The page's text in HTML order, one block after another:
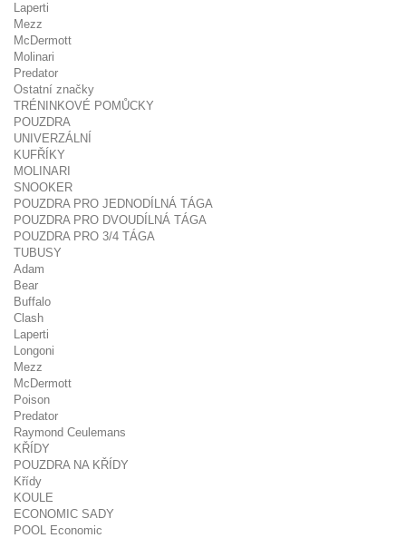
Laperti
Mezz
McDermott
Molinari
Predator
Ostatní značky
TRÉNINKOVÉ POMŮCKY
POUZDRA
UNIVERZÁLNÍ
KUFŘÍKY
MOLINARI
SNOOKER
POUZDRA PRO JEDNODÍLNÁ TÁGA
POUZDRA PRO DVOUDÍLNÁ TÁGA
POUZDRA PRO 3/4 TÁGA
TUBUSY
Adam
Bear
Buffalo
Clash
Laperti
Longoni
Mezz
McDermott
Poison
Predator
Raymond Ceulemans
KŘÍDY
POUZDRA NA KŘÍDY
Křídy
KOULE
ECONOMIC SADY
POOL Economic